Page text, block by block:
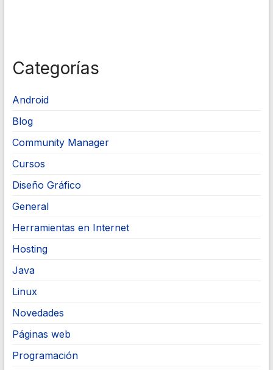
Categorías
Android
Blog
Community Manager
Cursos
Diseño Gráfico
General
Herramientas en Internet
Hosting
Java
Linux
Novedades
Páginas web
Programación